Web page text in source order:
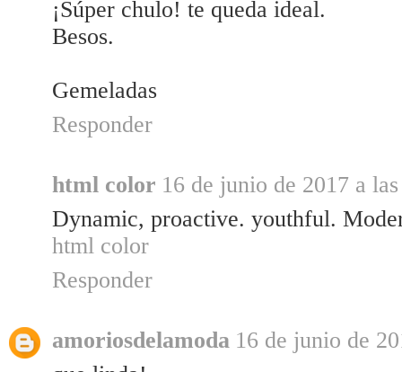
¡Súper chulo! te queda ideal.
Besos.
Gemeladas
Responder
html color 16 de junio de 2017 a
Dynamic, proactive. youthful.
html color
Responder
amoriosdelamoda 16 de junio de